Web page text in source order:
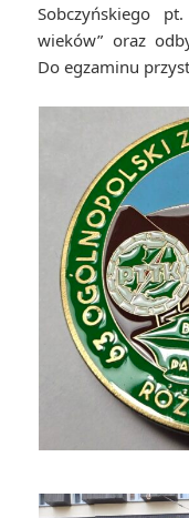
Sobczyńskiego
wieków” oraz
Do egzaminu